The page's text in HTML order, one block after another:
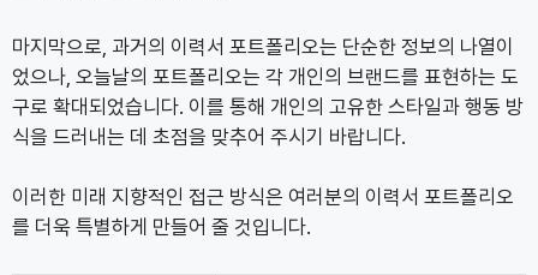
마지막으로, 과거의 이력서 포트폴리오는 단순한 정보의 나열이
었으나, 오늘날의 포트폴리오는 각 개인의 브랜드를 표현하는 도
구로 확대되었습니다. 이를 통해 개인의 고유한 스타일과 행동 방
식을 드러내는 데 초점을 맞추어 주시기 바랍니다.
이러한 미래 지향적인 접근 방식은 여러분의 이력서 포트폴리오
를 더욱 특별하게 만들어 줄 것입니다.